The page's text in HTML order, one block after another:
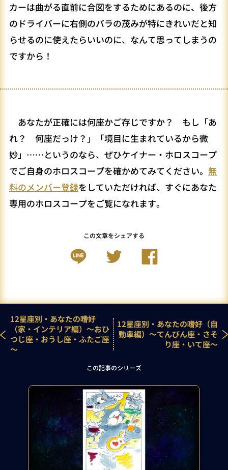
カーは曲がる直前に合図をするためにあるのに、後方
のドライバーに右側のバラの茂みが特にきれいだと知
らせるのに使えたらいいのに、なんて思ってしまうの
ですから！
あなたが正確には何座かご存じですか？ もし「あ
れ？ 何座だっけ？」「境目に生まれているから微
妙」……というのなら、ぜひケイナー・ホロスコープ
でご自身のホロスコープを確かめてみてください。 無
料のメンバー登録をしていただければ、すぐにあなた
専用のホロスコープをご覧になれます。
この文章をシェアする
12星座別・あなたの嗜好
（家・インテリア編）～おひ
つじ座・おうし座・ふたご座
～
12星座別・あなたの嗜好（自
動車編）～てんびん座・さそ
り座・いて座～
この記事のシリーズ